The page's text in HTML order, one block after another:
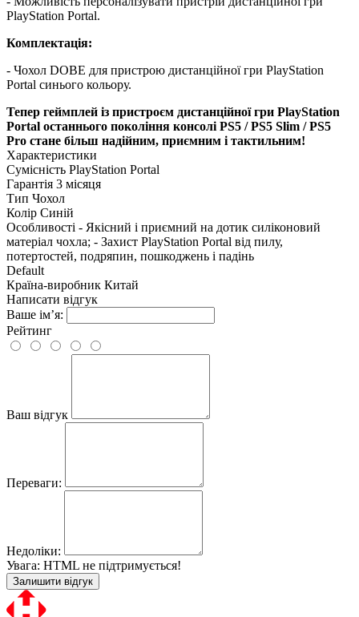
PlayStation Portal.
Комплектація:
- Чохол DOBE для пристрою дистанційної гри PlayStation
Portal синього кольору.
Тепер геймплей із пристроєм дистанційної гри PlayStation
Portal останнього покоління консолі PS5 / PS5 Slim / PS5
Pro стане більш надійним, приємним і тактильним!
Характеристики
Сумісність PlayStation Portal
Гарантія 3 місяця
Тип Чохол
Колір Синій
Особливості - Якісний і приємний на дотик силіконовий
матеріал чохла; - Захист PlayStation Portal від пилу,
потертостей, подряпин, пошкоджень і падінь
Default
Країна-виробник Китай
Написати відгук
Ваше ім’я:
Рейтинг
Ваш відгук
Переваги:
Недоліки:
Увага: HTML не підтримується!
Залишити відгук